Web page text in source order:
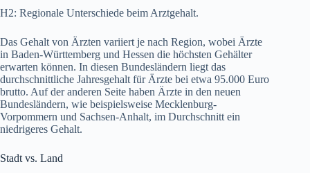
H2: Regionale Unterschiede beim Arztgehalt.
Das Gehalt von Ärzten variiert je nach Region, wobei Ärzte
in Baden-Württemberg und Hessen die höchsten Gehälter
erwarten können. In diesen Bundesländern liegt das
durchschnittliche Jahresgehalt für Ärzte bei etwa 95.000 Euro
brutto. Auf der anderen Seite haben Ärzte in den neuen
Bundesländern, wie beispielsweise Mecklenburg-
Vorpommern und Sachsen-Anhalt, im Durchschnitt ein
niedrigeres Gehalt.
Stadt vs. Land